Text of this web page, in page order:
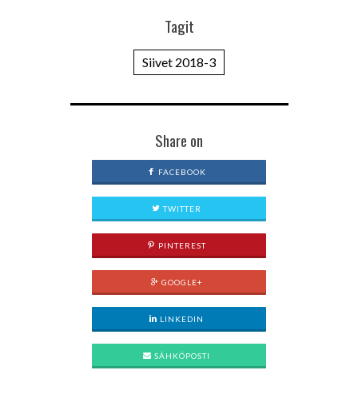
Tagit
Siivet 2018-3
Share on
FACEBOOK
TWITTER
PINTEREST
GOOGLE+
LINKEDIN
SÄHKÖPOSTI